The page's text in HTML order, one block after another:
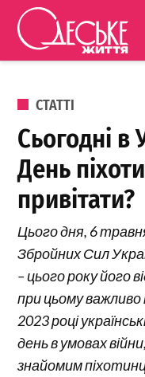
Перейти до вмісту
ОПУБЛІКОВАНО В
СТАТТІ
Сьогодні в
День
привітати?
Цього дня, 6
Збройних Сил
– цього року його
при цьому
2023 році
день в умовах
знайомим